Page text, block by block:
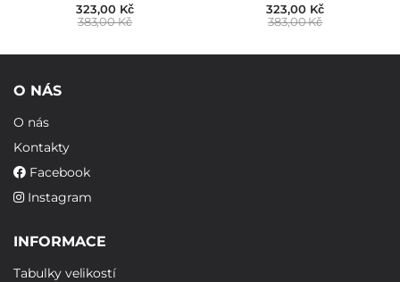
323,00 Kč
383,00 Kč
323,00 Kč
383,00 Kč
O NÁS
O nás
Kontakty
Facebook
Instagram
INFORMACE
Tabulky velikostí